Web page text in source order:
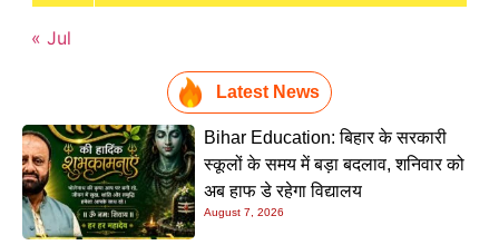
« Jul
Latest News
Bihar Education: बिहार के सरकारी
स्कूलों के समय में बड़ा बदलाव, शनिवार को
अब हाफ डे रहेगा विद्यालय
August 7, 2026